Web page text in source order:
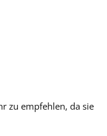
zu empfehlen, da sie